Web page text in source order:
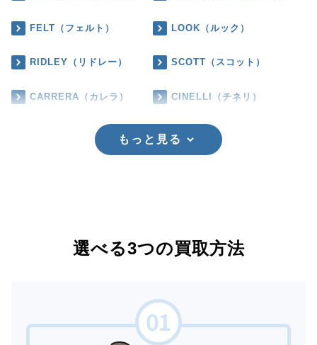
FELT（フェルト） LOOK（ルック）
RIDLEY（リドレー） SCOTT（スコット）
CARRERA（カレラ） CINELLI（チネリ）
もっと見る
選べる3つの買取方法